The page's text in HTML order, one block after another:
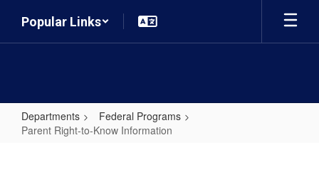
main
Popular Links
Departments
Federal Programs
Parent Right-to-Know Information